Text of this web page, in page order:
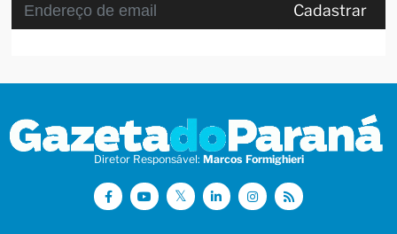
Cadastrar
Diretor Responsável: Marcos Formighieri